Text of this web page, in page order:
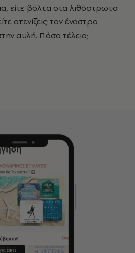
είτε βόλτα στα λιθόστρωτα
ατενίζεις τον έναστρο
αυλή. Πόσο τέλειο;